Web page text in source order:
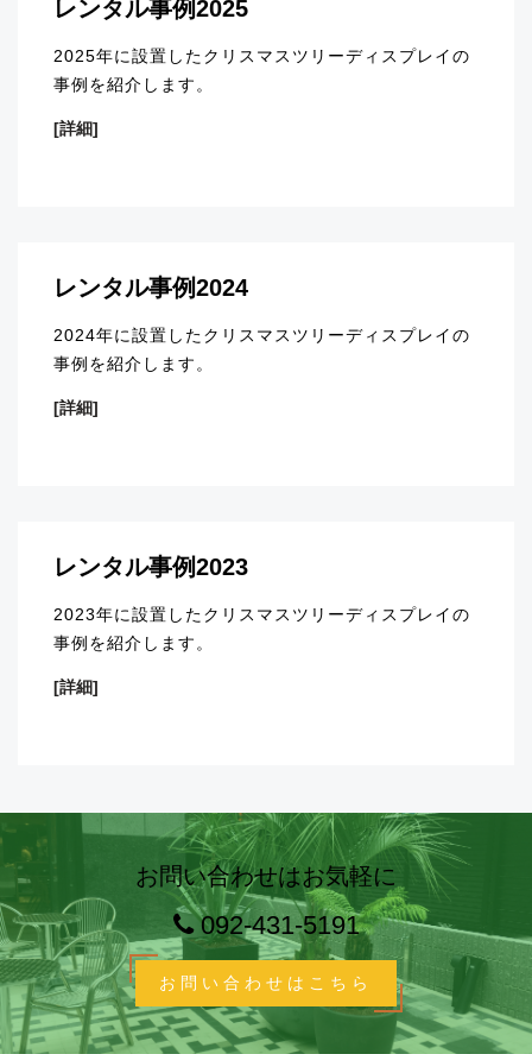
レンタル事例2025
2025年に設置したクリスマスツリーディスプレイの
事例を紹介します。
[詳細]
レンタル事例2024
2024年に設置したクリスマスツリーディスプレイの
事例を紹介します。
[詳細]
レンタル事例2023
2023年に設置したクリスマスツリーディスプレイの
事例を紹介します。
[詳細]
お問い合わせはお気軽に
092-431-5191
お問い合わせはこちら